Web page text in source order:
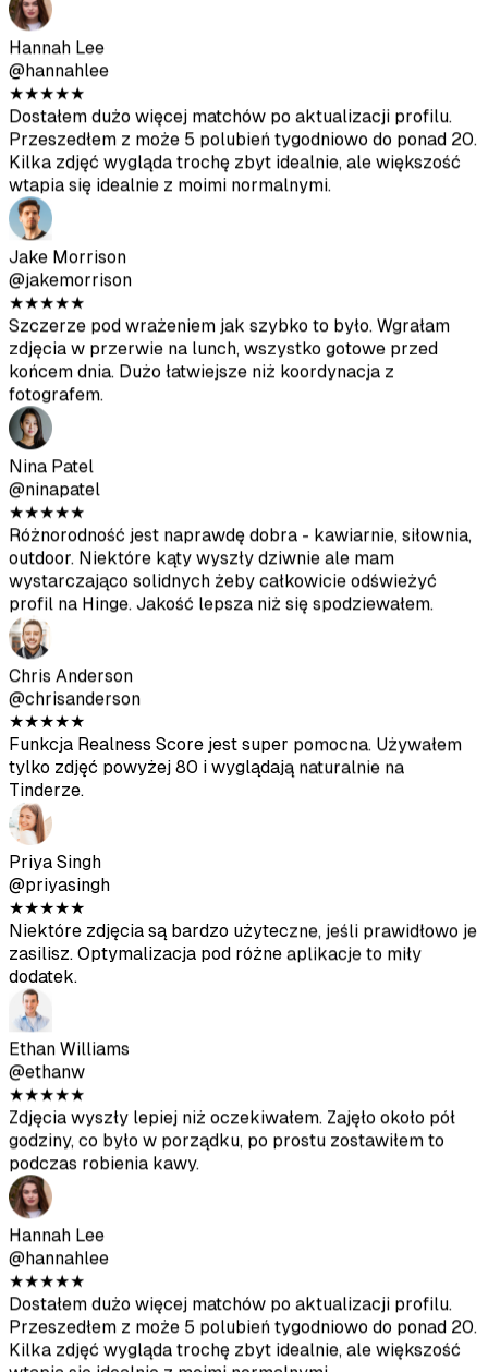
Ethan Williams
@ethanw
★★★★★
Zdjęcia wyszły lepiej niż oczekiwałem. Zajęło około pół
godziny, co było w porządku, po prostu zostawiłem to
podczas robienia kawy.
Hannah Lee
@hannahlee
★★★
Dostałem dużo więcej matchów po aktualizacji profilu.
Przeszedłem z może 5 polubień tygodniowo do ponad 20.
Kilka zdjęć wygląda trochę zbyt idealnie, ale większość
wtapia się idealnie z moimi normalnymi.
Jake Morrison
@jakemorrison
★★★
Szczerze pod wrażeniem jak szybko to było. Wgrałam
zdjęcia w przerwie na lunch, wszystko gotowe przed
końcem dnia. Dużo łatwiejsze niż koordynacja z
fotografem.
Nina Patel
@ninapatel
★★★
Różnorodność jest naprawdę dobra - kawiarnie, siłownia,
outdoor. Niektóre kąty wyszły dziwnie ale mam
wystarczająco solidnych żeby całkowicie odświeżyć
profil na Hinge. Jakość lepsza niż się spodziewałem.
Chris Anderson
@chrisanderson
★★★ ★★
Funkcja Realness Score jest super pomocna. Używałem
tylko zdjęć powyżej 80 i wyglądają naturalnie na
Tinderze.
Priya Singh
@priyasingh
★★★★★
Niektóre zdjęcia są bardzo użyteczne, jeśli prawidłowo je
zasilisz. Optymalizacja pod różne aplikacje to miły
dodatek.
Ethan Williams
@ethanw
★★★★★
Zdjęcia wyszły lepiej niż oczekiwałem. Zajęło około pół
godziny, co było w porządku, po prostu zostawiłem to
podczas robienia kawy.